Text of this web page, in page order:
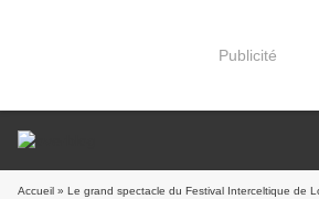
Publicité
Accueil » Le grand spectacle du Festival Interceltique de